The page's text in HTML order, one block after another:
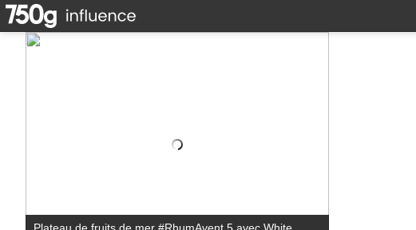
Smile Juicy #RhumAvent 3 avec Don Papa Masskara